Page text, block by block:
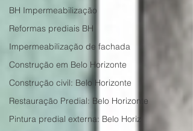
BH Impermeabilização
Reformas prediais BH
Impermeabilização de fachada
Construção em Belo Horizonte
Construção civil: Belo Horizonte
Restauração Predial: Belo Horizonte
Pintura predial externa: Belo Horiz